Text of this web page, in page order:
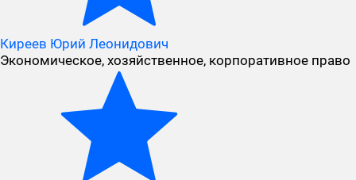
Киреев Юрий Леонидович
Экономическое, хозяйственное, корпоративное право